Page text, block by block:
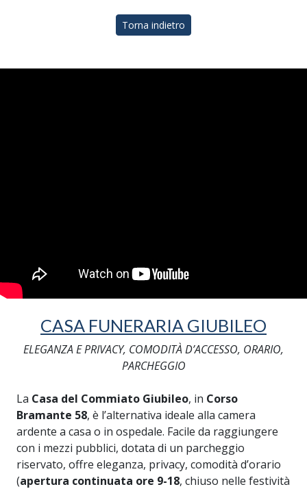
Torna indietro
CASA FUNERARIA GIUBILEO
ELEGANZA E PRIVACY, COMODITÀ D’ACCESSO, ORARIO,
PARCHEGGIO
La Casa del Commiato Giubileo, in Corso
Bramante 58, è l’alternativa ideale alla camera
ardente a casa o in ospedale. Facile da raggiungere
con i mezzi pubblici, dotata di un parcheggio
riservato, offre eleganza, privacy, comodità d’orario
(apertura continuata ore 9-18, chiuso nelle festività